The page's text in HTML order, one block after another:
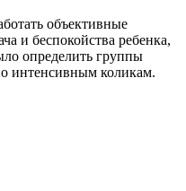
объективные
и беспокойства ребенка,
определить группы
интенсивным коликам.